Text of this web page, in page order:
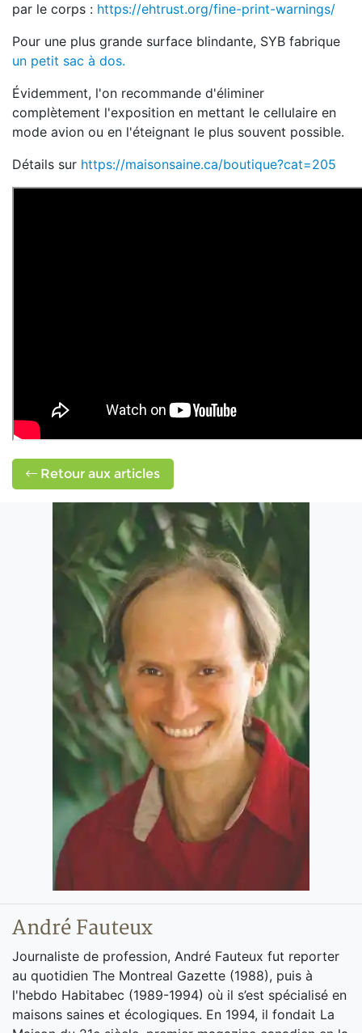
par le corps : https://ehtrust.org/fine-print-warnings/
Pour une plus grande surface blindante, SYB fabrique
un petit sac à dos.
Évidemment, l'on recommande d'éliminer
complètement l'exposition en mettant le cellulaire en
mode avion ou en l'éteignant le plus souvent possible.
Détails sur https://maisonsaine.ca/boutique?cat=205
Retour aux articles
André Fauteux
Journaliste de profession, André Fauteux fut reporter
au quotidien The Montreal Gazette (1988), puis à
l'hebdo Habitabec (1989-1994) où il s’est spécialisé en
maisons saines et écologiques. En 1994, il fondait La